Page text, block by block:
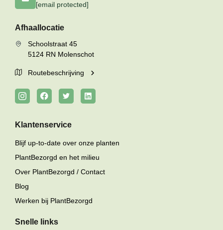
[email protected]
Afhaallocatie
Schoolstraat 45
5124 RN Molenschot
Routebeschrijving
Klantenservice
Blijf up-to-date over onze planten
PlantBezorgd en het milieu
Over PlantBezorgd / Contact
Blog
Werken bij PlantBezorgd
Snelle links